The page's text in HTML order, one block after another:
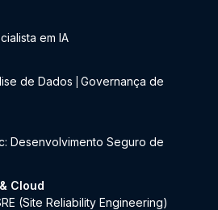
em IA
de Dados
Governança de
Desenvolvimento Seguro de
Cloud
(Site Reliability Engineering)